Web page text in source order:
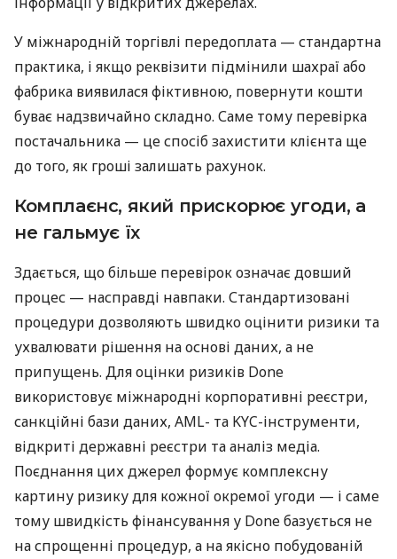
У міжнародній торгівлі передоплата — стандартна
практика, і якщо реквізити підмінили шахраї або
фабрика виявилася фіктивною, повернути кошти
буває надзвичайно складно. Саме тому перевірка
постачальника — це спосіб захистити клієнта ще
до того, як гроші залишать рахунок.
Комплаєнс, який прискорює угоди, а
не гальмує їх
Здається, що більше перевірок означає довший
процес — насправді навпаки. Стандартизовані
процедури дозволяють швидко оцінити ризики та
ухвалювати рішення на основі даних, а не
припущень. Для оцінки ризиків Done
використовує міжнародні корпоративні реєстри,
санкційні бази даних, AML- та KYC-інструменти,
відкриті державні реєстри та аналіз медіа.
Поєднання цих джерел формує комплексну
картину ризику для кожної окремої угоди — і саме
тому швидкість фінансування у Done базується не
на спрощенні процедур, а на якісно побудованій